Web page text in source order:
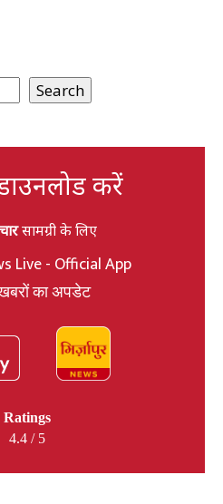
Search
करें
सामग्री के लिए
Live - Official App
का अपडेट
Ratings
4.4 / 5